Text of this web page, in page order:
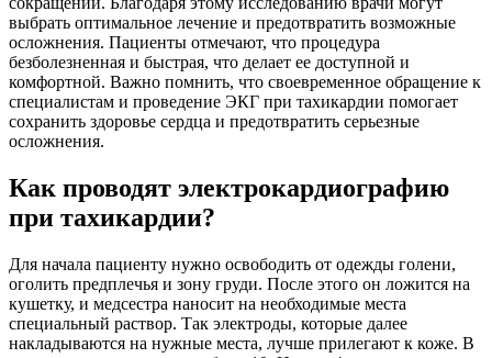
выбрать оптимальное лечение и предотвратить возможные
осложнения. Пациенты отмечают, что процедура
безболезненная и быстрая, что делает ее доступной и
комфортной. Важно помнить, что своевременное обращение к
специалистам и проведение ЭКГ при тахикардии помогает
сохранить здоровье сердца и предотвратить серьезные
осложнения.
Как проводят электрокардиографию
при тахикардии?
Для начала пациенту нужно освободить от одежды голени,
оголить предплечья и зону груди. После этого он ложится на
кушетку, и медсестра наносит на необходимые места
специальный раствор. Так электроды, которые далее
накладываются на нужные места, лучше прилегают к коже. В